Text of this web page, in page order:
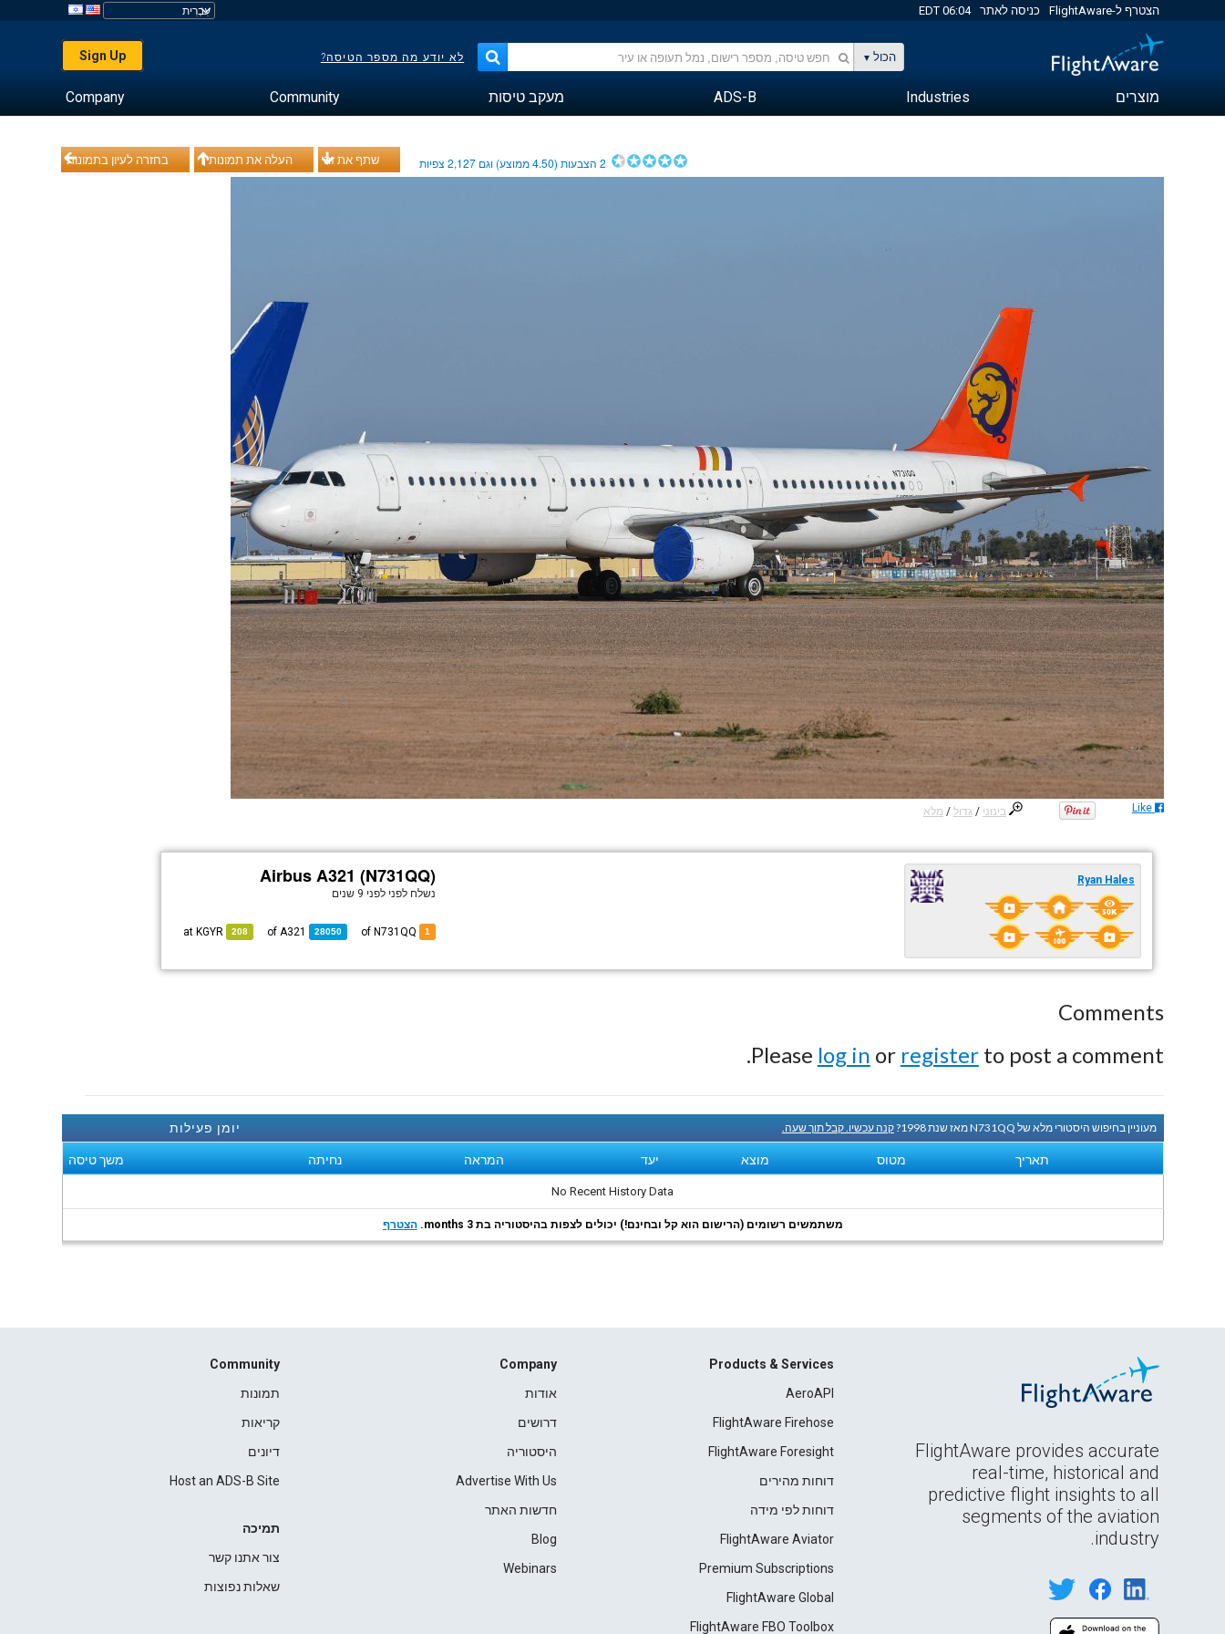
הצטרף ל-FlightAware כניסה לאתר 06:04 EDT
הכול לא יודע מה מספר הטיסה? Sign Up
מוצרים Industries
ADS-B מעקב טיסות Community
Company
בחזרה לעיון בתמונות העלה את תמונותיך שתף את זה 2הצבעות (4.50ממוצע) וגם 2,127צפיות
בינוני /גדול / מלא Like
Airbus A321 (N731QQ)
נשלח לפני לפני 9 שנים
1
28050
A321
208
KGYR
Ryan Hales
Comments
Please log in or registerto post a comment.
יומן פעילות מעוניין בחיפוש היסטורי מלא של N731QQ מאז שנת 1998? קנה עכשיו. קבל תוך שעה.
תאריך מטוס מוצא יעד המראה נחיתה משך טיסה
No Recent History Data
משתמשים רשומים (הרישום הוא קל ובחינם!) יכולים לצפות בהיסטוריה בת 3 months. הצטרף
FlightAware provides accurate
real-time, historical and
predictive flight insights to all
segments of the aviation
industry.
Products & Services
AeroAPI
FlightAware Firehose
FlightAware Foresight
דוחות מהירים
דוחות לפי מידה
FlightAware Aviator
Premium Subscriptions
FlightAware Global
FlightAware FBO Toolbox
Company
אודות
דרושים
היסטוריה
Advertise With Us
חדשות האתר
Blog
Webinars
Community
תמונות
קריאות
דיונים
Host an ADS-B Site
תמיכה
צור אתנו קשר
שאלות נפוצות